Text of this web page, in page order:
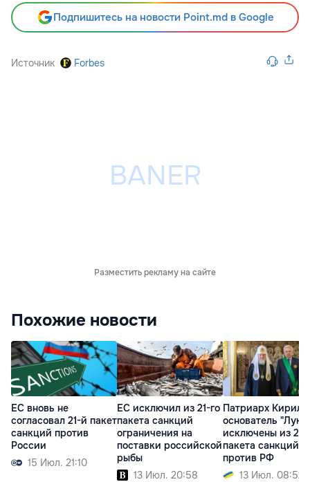
Подпишитесь на новости Point.md в Google
Источник Forbes
Разместить рекламу на сайте
Похожие новости
ЕС вновь не
согласовал 21-й пакет
санкций против
России
15 Июл. 21:10
ЕС исключил из 21-го
пакета санкций
ограничения на
поставки российской
рыбы
13 Июл. 20:58
Патриарх
основатель
исключены из 21-
пакета санкций
против РФ
13 Июл. 08:52